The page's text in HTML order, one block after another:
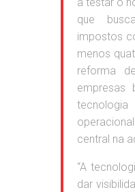
a testar o
que
impostos
menos
reforma
empresas
central na
“A
dar